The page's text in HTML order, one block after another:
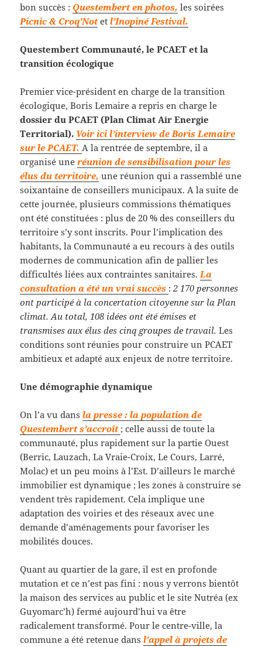
bon succès : Questembert en photos, les soirées
Picnic & Croq’Notetl’Inopiné Festival.
Questembert Communauté, le PCAET et la
transition écologique
Premier vice-président en charge de la transition
écologique, Boris Lemaire a repris en charge le
dossier du PCAET (Plan Climat Air Energie
Territorial). Voir ici l’interview de Boris Lemaire
sur le PCAET.A la rentrée de septembre, il a
organisé uneréunion de sensibilisation pour les
élus du territoire, une réunion qui a rassemblé une
soixantaine de conseillers municipaux. A la suite de
cette journée, plusieurs commissions thématiques
ont été constituées : plus de 20 % des conseillers du
territoire s’y sont inscrits. Pour l’implication des
habitants, la Communauté a eu recours à des outils
modernes de communication afin de pallier les
difficultés liées aux contraintes sanitaires.La
consultation a été un vrai succès :2 170 personnes
ont participé à la concertation citoyenne sur la Plan
climat. Au total, 108 idées ont été émises et
transmises aux élus des cinq groupes de travail. Les
conditions sont réunies pour construire un PCAET
ambitieux et adapté aux enjeux de notre territoire.
Une démographie dynamique
On l’a vu dansla presse : la population de
Questembert s’accroît ; celle aussi de toute la
communauté, plus rapidement sur la partie Ouest
(Berric, Lauzach, La Vraie-Croix, Le Cours, Larré,
Molac) et un peu moins à l’Est. D’ailleurs le marché
immobilier est dynamique ; les zones à construire se
vendent très rapidement. Cela implique une
adaptation des voiries et des réseaux avec une
demande d’aménagements pour favoriser les
mobilités douces.
Quant au quartier de la gare, il est en profonde
mutation et ce n’est pas fini : nous y verrons bientôt
la maison des services au public et le site Nutréa (ex
Guyomarc’h) fermé aujourd’hui va être
radicalement transformé. Pour le centre-ville, la
commune a été retenue dansl’appel à projets de